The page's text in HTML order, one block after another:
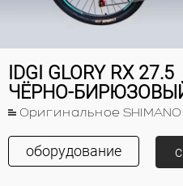
IDGI GLORY RX 27.5
ЧЁРНО-
Оригинальное SHIMANO
оборудование